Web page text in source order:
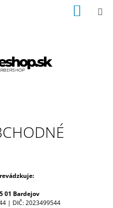
KOŠÍK
01 Bardejov
| DIČ: 2023499544